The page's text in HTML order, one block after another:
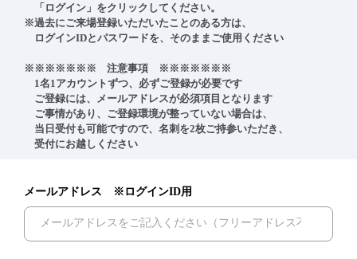
「ログイン」をクリックしてください。
※過去にご来場登録いただいたことのある方は、
ログインIDとパスワードを、そのままご使用ください
※※※※※※※　注意事項　※※※※※※※
1名1アカウントずつ、必ずご登録が必要です
ご登録には、メールアドレスが必須項目となります
ご事情があり、ご登録環境が整っていない場合は、
当日受付も可能ですので、名刺を2枚ご持参いただき、
受付にお越しください
メールアドレス ※ログインID用